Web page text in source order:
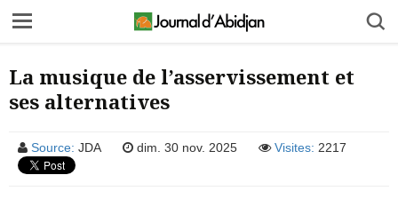
La musique de l’asservissement et
ses alternatives
Source: JDA dim. 30 nov. 2025 Visites: 2217